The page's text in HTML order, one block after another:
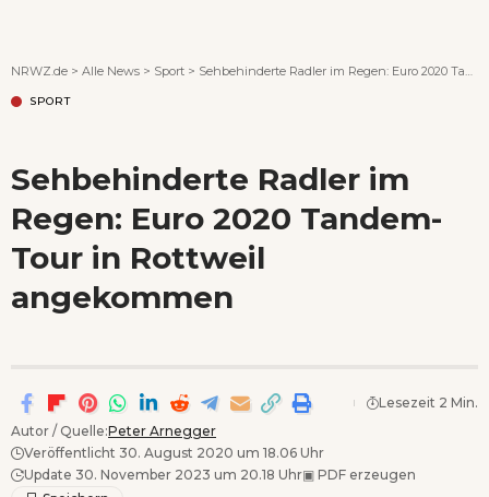
NRWZ.de > Alle News > Sport > Sehbehinderte Radler im Regen: Euro 2020 Tandem-Tour in Rottweil angekommen
SPORT
Sehbehinderte Radler im
Regen: Euro 2020 Tandem-
Tour in Rottweil
angekommen
Autor / Quelle:Peter Arnegger
Veröffentlicht 30. August 2020 um 18.06 Uhr
Update 30. November 2023 um 20.18 Uhr▣ PDF erzeugen
Lesezeit 2 Min.